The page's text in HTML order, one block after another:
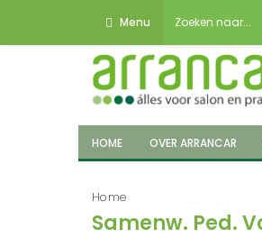
Menu
HOME OVER ARRANCAR
Home
Samenw. Ped.